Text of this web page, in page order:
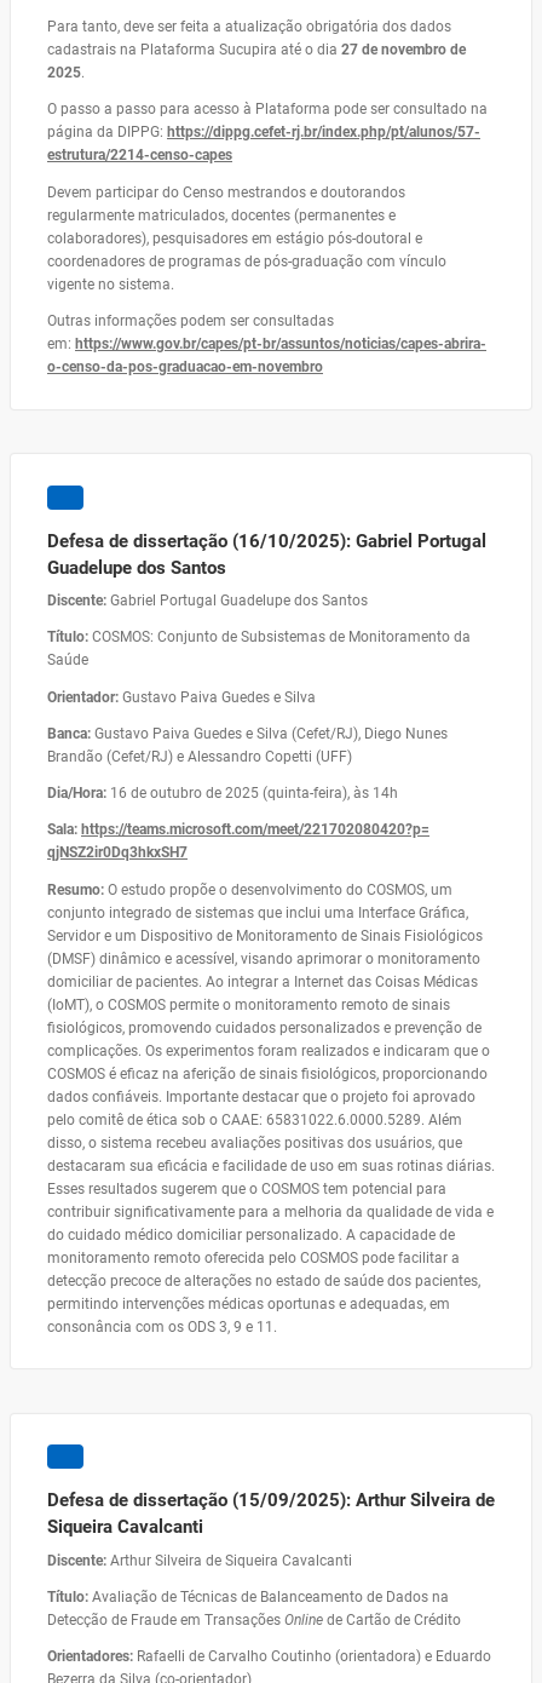
Para tanto, deve ser feita a atualização obrigatória dos dados
cadastrais na Plataforma Sucupira até o dia 27 de novembro de
2025.
O passo a passo para acesso à Plataforma pode ser consultado na
página da DIPPG: https://dippg.cefet-rj.br/index.php/pt/alunos/57-
estrutura/2214-censo-capes
Devem participar do Censo mestrandos e doutorandos
regularmente matriculados, docentes (permanentes e
colaboradores), pesquisadores em estágio pós-doutoral e
coordenadores de programas de pós-graduação com vínculo
vigente no sistema.
Outras informações podem ser consultadas
em: https://www.gov.br/capes/pt-br/assuntos/noticias/capes-abrira-
o-censo-da-pos-graduacao-em-novembro
Defesa de dissertação (16/10/2025): Gabriel Portugal
Guadelupe dos Santos
Discente: Gabriel Portugal Guadelupe dos Santos
Título: COSMOS: Conjunto de Subsistemas de Monitoramento da
Saúde
Orientador: Gustavo Paiva Guedes e Silva
Banca: Gustavo Paiva Guedes e Silva (Cefet/RJ), Diego Nunes
Brandão (Cefet/RJ) e Alessandro Copetti (UFF)
Dia/Hora: 16 de outubro de 2025 (quinta-feira), às 14h
Sala: https://teams.microsoft.com/meet/221702080420?p=
qjNSZ2ir0Dq3hkxSH7
Resumo: O estudo propõe o desenvolvimento do COSMOS, um
conjunto integrado de sistemas que inclui uma Interface Gráfica,
Servidor e um Dispositivo de Monitoramento de Sinais Fisiológicos
(DMSF) dinâmico e acessível, visando aprimorar o monitoramento
domiciliar de pacientes. Ao integrar a Internet das Coisas Médicas
(IoMT), o COSMOS permite o monitoramento remoto de sinais
fisiológicos, promovendo cuidados personalizados e prevenção de
complicações. Os experimentos foram realizados e indicaram que o
COSMOS é eficaz na aferição de sinais fisiológicos, proporcionando
dados confiáveis. Importante destacar que o projeto foi aprovado
pelo comitê de ética sob o CAAE: 65831022.6.0000.5289. Além
disso, o sistema recebeu avaliações positivas dos usuários, que
destacaram sua eficácia e facilidade de uso em suas rotinas diárias.
Esses resultados sugerem que o COSMOS tem potencial para
contribuir significativamente para a melhoria da qualidade de vida e
do cuidado médico domiciliar personalizado. A capacidade de
monitoramento remoto oferecida pelo COSMOS pode facilitar a
detecção precoce de alterações no estado de saúde dos pacientes,
permitindo intervenções médicas oportunas e adequadas, em
consonância com os ODS 3, 9 e 11.
Defesa de dissertação (15/09/2025): Arthur Silveira de
Siqueira Cavalcanti
Discente: Arthur Silveira de Siqueira Cavalcanti
Título: Avaliação de Técnicas de Balanceamento de Dados na
Detecção de Fraude em Transações Online de Cartão de Crédito
Orientadores: Rafaelli de Carvalho Coutinho (orientadora) e Eduardo